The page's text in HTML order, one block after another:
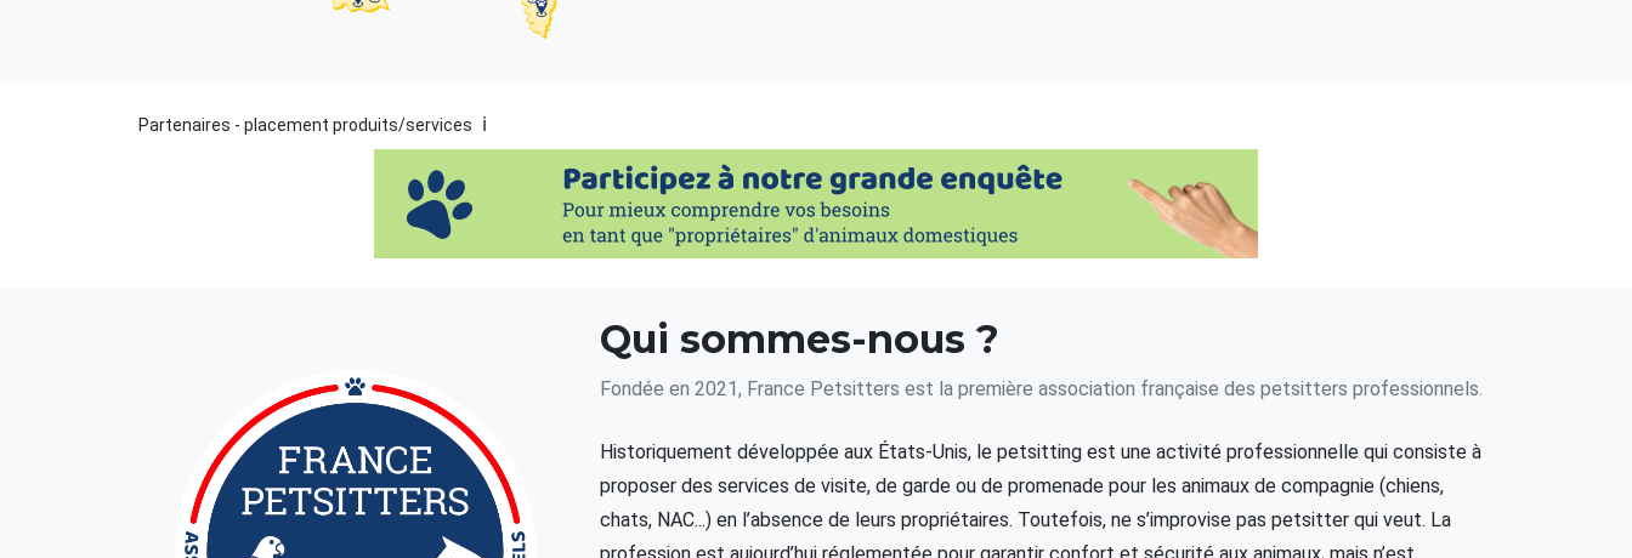
Partenaires - placement produits/services ℹ️
Qui sommes-nous ?
Fondée en 2021, France Petsitters est la première association française des petsitters professionnels.
Historiquement développée aux États-Unis, le petsitting est une activité professionnelle qui consiste à
proposer des services de visite, de garde ou de promenade pour les animaux de compagnie (chiens,
chats, NAC...) en l’absence de leurs propriétaires. Toutefois, ne s’improvise pas petsitter qui veut. La